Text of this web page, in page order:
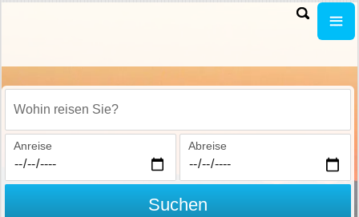
Wohin reisen Sie?
Anreise Abreise
Suchen